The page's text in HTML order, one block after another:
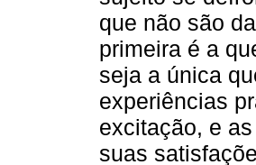
que não são
primeira é a
seja a única
experiências
excitação, e
suas